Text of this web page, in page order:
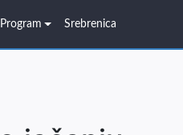
Program Srebrenica